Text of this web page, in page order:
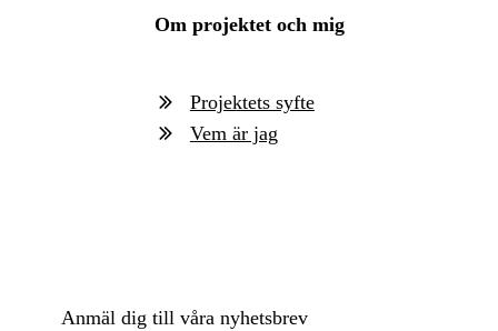
Om projektet och mig
Projektets syfte
Vem är jag
Anmäl dig till våra nyhetsbrev